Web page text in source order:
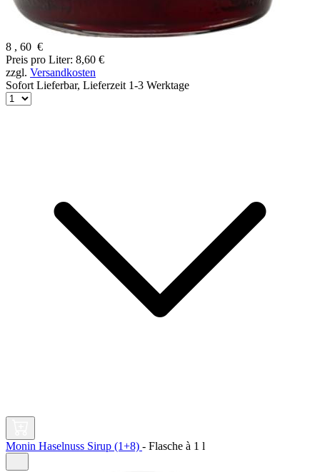
8 , 60 €
Preis pro Liter: 8,60 €
zzgl. Versandkosten
Sofort Lieferbar, Lieferzeit 1-3 Werktage
Monin Haselnuss Sirup (1+8) - Flasche à 1 l